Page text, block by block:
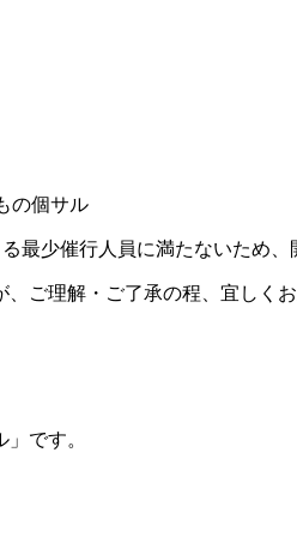
最少催行人員に満たないため
ご理解・ご了承の程、宜しくお
です。